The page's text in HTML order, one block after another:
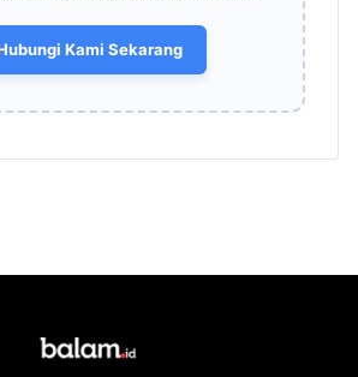
Kami Sekarang